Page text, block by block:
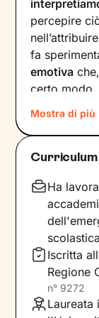
percepire
fa
emotiva
certo modo.
Col passare
virtuosi ma
benessere
andando a
Nei nostri
indagare
influenzano
tua vita.
Mostra di più
Curriculum
Ha
Iscritta
Regione
n° 9272
Laureata